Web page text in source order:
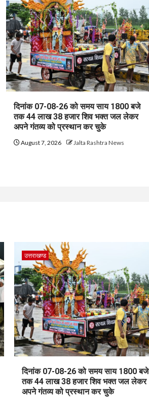
दिनांक 07-08-26 को समय साय 1800 बजे
तक 44 लाख 38 हजार शिव भक्त जल लेकर
अपने गंतव्य को प्रस्थान कर चुके
August 7, 2026 Jalta Rashtra News
उत्तराखण्ड
दिनांक 07-08-26 को समय साय 1800 बजे
तक 44 लाख 38 हजार शिव भक्त जल लेकर
अपने गंतव्य को प्रस्थान कर चुके